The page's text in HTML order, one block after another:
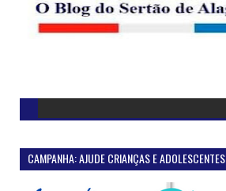
CAMPANHA: AJUDE CRIANÇAS E ADOLESCENTES